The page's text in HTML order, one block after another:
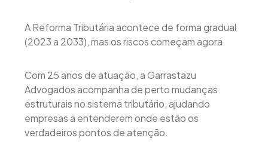
A Reforma Tributária acontece de forma gradual
(2023 a 2033), mas os riscos começam agora.
Com 25 anos de atuação, a Garrastazu
Advogados acompanha de perto mudanças
estruturais no sistema tributário, ajudando
empresas a entenderem onde estão os
verdadeiros pontos de atenção.